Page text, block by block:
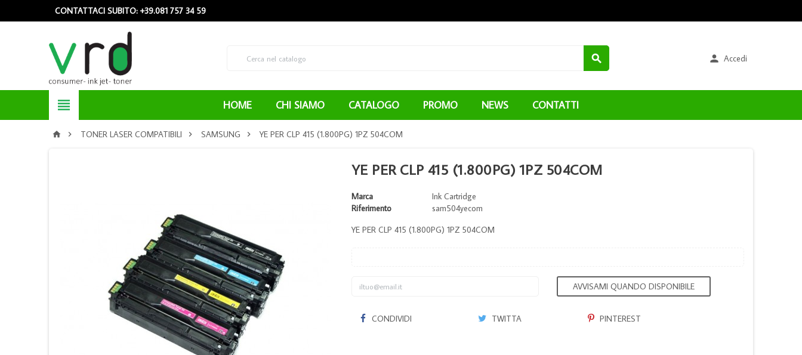
CONTATTACI SUBITO: +39.081 757 34 59
  Accedi
 HOME CHI SIAMO CATALOGO PROMO NEWS CONTATTI
  TONER LASER COMPATIBILI  SAMSUNG  YE PER CLP 415 (1.800PG) 1PZ 504COM
YE PER CLP 415 (1.800PG) 1PZ 504COM
Marca
Ink Cartridge
Riferimento
sam504yecom
YE PER CLP 415 (1.800PG) 1PZ 504COM
AVVISAMI QUANDO DISPONIBILE
CONDIVIDI TWITTA PINTEREST